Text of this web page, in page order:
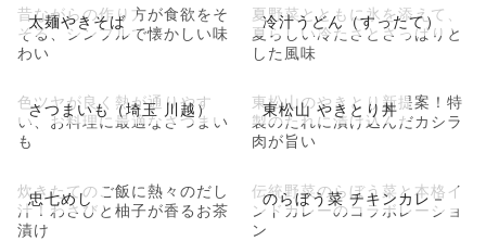
太麺やきそば
昔ながらの作り方が食欲をそ
そる、シンプルで懐かしい味
わい
冷汁うどん（すったて）
夏野菜とともに氷を添えて、
夏らしい冷たさとさっぱりと
した風味
さつまいも（埼玉 川越）
色ツヤが良く熱が通りやす
い、お料理に最適なさつまい
も
東松山 やきとり丼
東松山のやきとり新提案！特
製のたれに漬け込んだカシラ
肉が旨い
忠七めし
炊きたてのご飯に熱々のだし
汁！わさびと柚子が香るお茶
漬け
のらぼう菜 チキンカレ－
伝統野菜のらぼう菜と本格イ
ンドカレーのコラボレーショ
ン